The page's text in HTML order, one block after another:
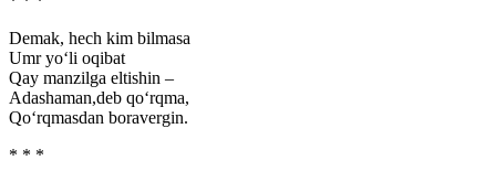
Demak, hech kim bilmasa
Umr yo‘li oqibat
Qay manzilga eltishin –
Adashaman,deb qo‘rqma,
Qo‘rqmasdan boravergin.
* * *